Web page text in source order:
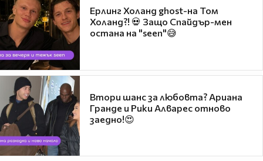
Ерлинг Холанд ghost-на Том
Холанд?! 💀 Защо Спайдър-мен
остана на "seen"😅
Втори шанс за любовта? Ариана
Гранде и Рики Алварес отново
заедно!😍